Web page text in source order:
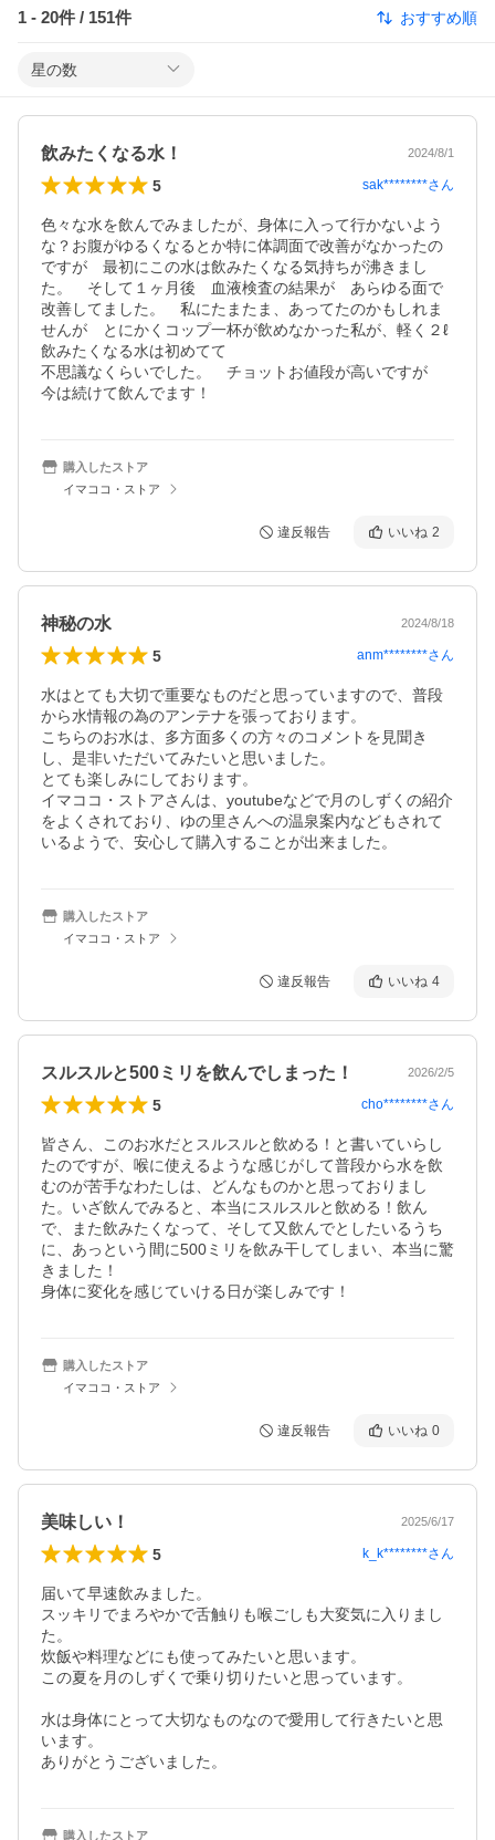
1 - 20件 / 151件 おすすめ順
星の数
飲みたくなる水！ 2024/8/1
5 sak********さん
色々な水を飲んでみましたが、身体に入って行かないよう
な？お腹がゆるくなるとか特に体調面で改善がなかったの
ですが　最初にこの水は飲みたくなる気持ちが沸きまし
た。　そして１ヶ月後　血液検査の結果が　あらゆる面で
改善してました。　私にたまたま、あってたのかもしれま
せんが　とにかくコップ一杯が飲めなかった私が、軽く２ℓ
飲みたくなる水は初めてて
不思議なくらいでした。　チョットお値段が高いですが
今は続けて飲んでます！
購入したストア
イマココ・ストア
違反報告 いいね 2
神秘の水 2024/8/18
5 anm********さん
水はとても大切で重要なものだと思っていますので、普段
から水情報の為のアンテナを張っております。
こちらのお水は、多方面多くの方々のコメントを見聞き
し、是非いただいてみたいと思いました。
とても楽しみにしております。
イマココ・ストアさんは、youtubeなどで月のしずくの紹介
をよくされており、ゆの里さんへの温泉案内などもされて
購入したストア
イマココ・ストア
違反報告 いいね 4
スルスルと500ミリを飲んでしまった！ 2026/2/5
5 cho********さん
皆さん、このお水だとスルスルと飲める！と書いていらし
たのですが、喉に使えるような感じがして普段から水を飲
むのが苦手なわたしは、どんなものかと思っておりまし
た。いざ飲んでみると、本当にスルスルと飲める！飲ん
で、また飲みたくなって、そして又飲んでとしたいるうち
に、あっという間に500ミリを飲み干してしまい、本当に驚
きました！
身体に変化を感じていける日が楽しみです！
購入したストア
イマココ・ストア
違反報告 いいね 0
美味しい！ 2025/6/17
5 k_k********さん
届いて早速飲みました。
スッキリでまろやかで舌触りも喉ごしも大変気に入りまし
た。
炊飯や料理などにも使ってみたいと思います。
この夏を月のしずくで乗り切りたいと思っています。
水は身体にとって大切なものなので愛用して行きたいと思
います。
ありがとうございました。
購入したストア